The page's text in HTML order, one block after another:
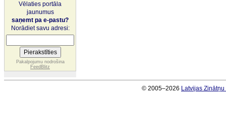
Vēlaties portāla
jaunumus
saņemt pa e-pastu?
Norādiet savu adresi:
Pakalpojumu nodrošina
FeedBlitz
© 2005–2026 Latvijas